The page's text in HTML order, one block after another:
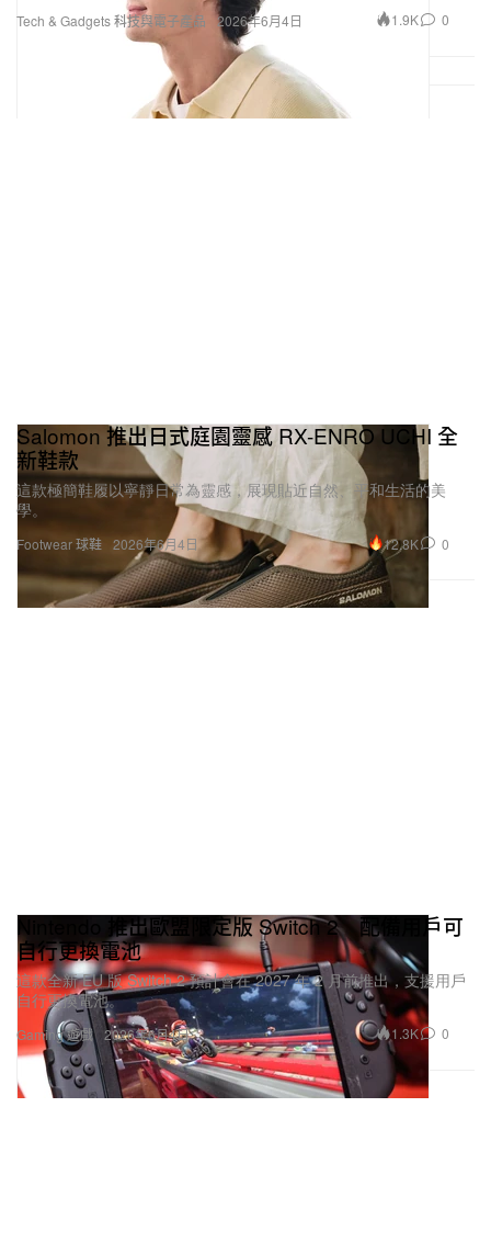
Tech & Gadgets 科技與電子產品 2026年6月4日 1.9K 0
Footwear 球鞋
Salomon 推出日式庭園靈感 RX-ENRO UCHI 全
新鞋款
這款極簡鞋履以寧靜日常為靈感，展現貼近自然、平和生活的美
學。
2026年6月4日 12.8K 0
Gaming 遊戲
Nintendo 推出歐盟限定版 Switch 2 配備用戶可
自行更換電池
這款全新 EU 版 Switch 2 預計會在 2027 年 2 月前推出，支援用戶
自行更換電池。
2026年6月4日 1.3K 0